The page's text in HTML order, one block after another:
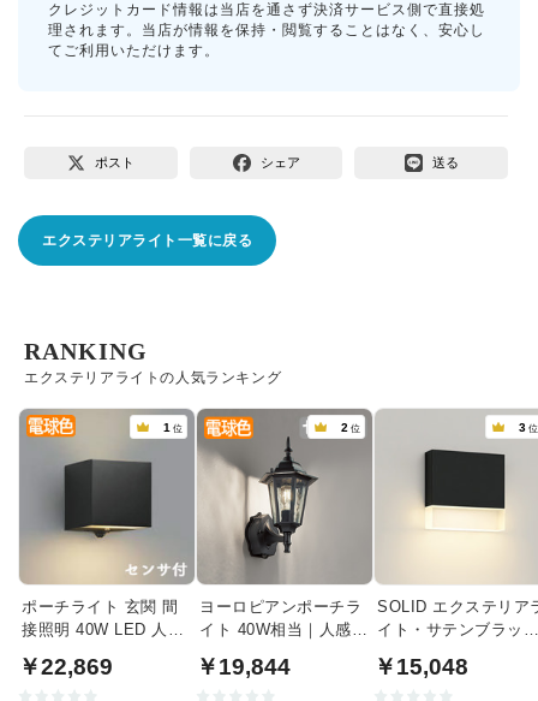
クレジットカード情報は当店を通さず決済サービス側で直接処
理されます。当店が情報を保持・閲覧することはなく、安心し
てご利用いただけます。
ポスト シェア 送る
エクステリアライト一覧に戻る
エクステリアライトの人気ランキング
RANKING
1 位
ポーチライト 玄関 間
接照明 40W LED 人感
￥22,869
2 位
ヨーロピアンポーチラ
イト 40W相当｜人感セ
￥19,844
3 位
SOLID エクステリア
イト・サテンブラッ
￥15,048